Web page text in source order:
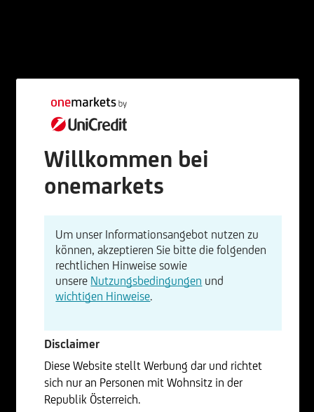
Willkommen bei
onemarkets
Um unser Informationsangebot nutzen zu
können, akzeptieren Sie bitte die folgenden
rechtlichen Hinweise sowie
unsere Nutzungsbedingungen und
wichtigen Hinweise.
Disclaimer
Diese Website stellt Werbung dar und richtet
sich nur an Personen mit Wohnsitz in der
Republik Österreich.